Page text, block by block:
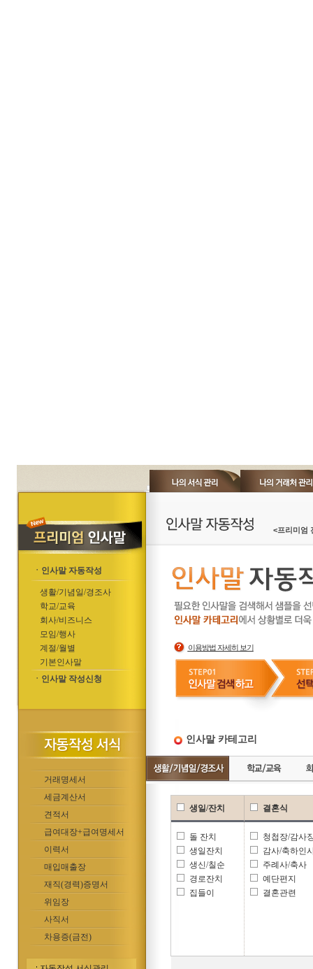
ㆍ인사말 자동작성
생활/기념일/경조사
학교/교육
회사/비즈니스
모임/행사
계절/월별
기본인사말
ㆍ인사말 작성신청
거래명세서
세금계산서
견적서
급여대장+급여명세서
이력서
매입매출장
재직(경력)증명서
위임장
사직서
차용증(금전)
<프리미엄
이용방법 자세히 보기
인사말 카테고리
생일/잔치
돌 잔치
생일잔치
생신/칠순
경로잔치
집들이
결혼식
청첩장/감사
감사/축하인
주례사/축사
예단편지
결혼관련